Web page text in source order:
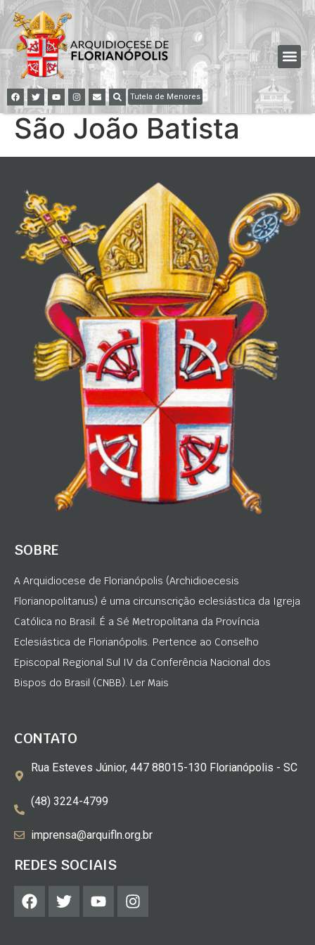
Tutela de Menores
São João Batista
SOBRE
A Arquidiocese de Florianópolis (Archidioecesis
Florianopolitanus) é uma circunscrição eclesiástica da Igreja
Católica no Brasil. É a Sé Metropolitana da Província
Eclesiástica de Florianópolis. Pertence ao Conselho
Episcopal Regional Sul IV da Conferência Nacional dos
Bispos do Brasil (CNBB). Ler Mais
CONTATO
Rua Esteves Júnior, 447 88015-130 Florianópolis - SC
(48) 3224-4799
imprensa@arquifln.org.br
REDES SOCIAIS